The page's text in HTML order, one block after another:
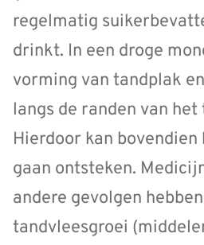
regelmatig
drinkt. In een droge
vorming van tandplak
langs de randen van het
Hierdoor kan
gaan ontsteken.
andere gevolgen
tandvleesgroei